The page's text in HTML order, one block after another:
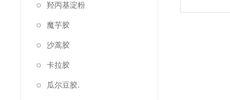
羟丙基淀粉
魔芋胶
沙蒿胶
卡拉胶
瓜尔豆胶.